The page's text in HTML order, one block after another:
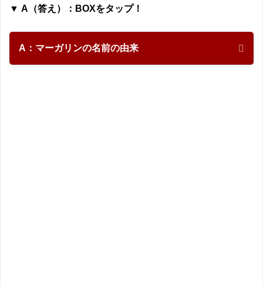
▼ A（答え）：BOXをタップ！
A：マーガリンの名前の由来